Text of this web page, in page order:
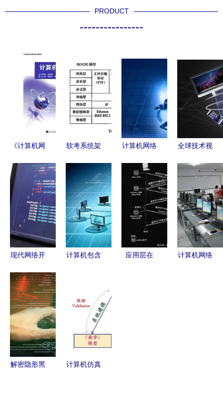
PRODUCT
----------------
《计算机网
| 辽宁科学
技术出版社
构建技术开
发的全景式
指南与评价
软考系统架
计算机网络
核心技术精
讲
计算机网络
计算机网络
技术素材-
计算机网络
技术插画-
摄图新
全球技术视
网络技术开
发的现状与
未来
现代网络开
桌面 代
码、夕阳与
孤独美学
计算机包含
就业前景
好，看看你
喜欢哪一
个？
应用层在
计算机网络
解密隐形黑
计算机仿真